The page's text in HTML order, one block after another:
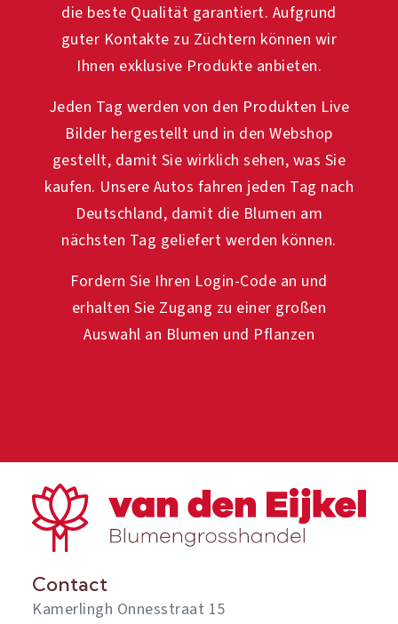
die beste Qualität garantiert. Aufgrund
guter Kontakte zu Züchtern können wir
Ihnen exklusive Produkte anbieten.
Jeden Tag werden von den Produkten Live
Bilder hergestellt und in den Webshop
gestellt, damit Sie wirklich sehen, was Sie
kaufen. Unsere Autos fahren jeden Tag nach
Deutschland, damit die Blumen am
nächsten Tag geliefert werden können.
Fordern Sie Ihren Login-Code an und
erhalten Sie Zugang zu einer großen
Auswahl an Blumen und Pflanzen
Contact
Kamerlingh Onnesstraat 15